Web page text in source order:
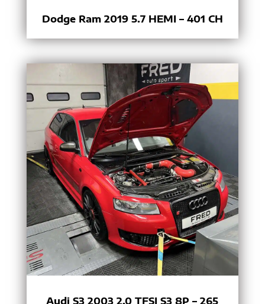
Dodge Ram 2019 5.7 HEMI – 401 CH
Audi S3 2003 2.0 TFSI S3 8P – 265